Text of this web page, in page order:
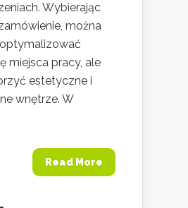
Wybierając
można
miejsca pracy, ale
estetyczne i
wnętrze. W
Read More